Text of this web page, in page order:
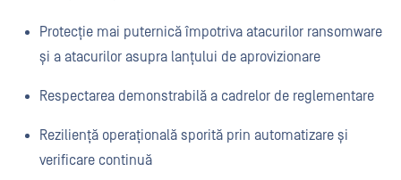
Protecție mai puternică împotriva atacurilor ransomware
și a atacurilor asupra lanțului de aprovizionare
Respectarea demonstrabilă a cadrelor de reglementare
Reziliență operațională sporită prin automatizare și
verificare continuă